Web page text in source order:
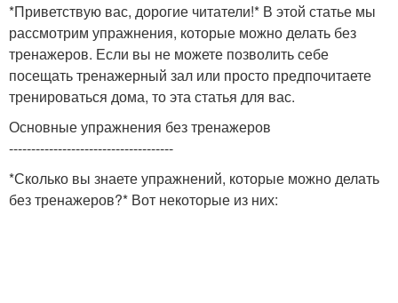
*Приветствую вас, дорогие читатели!* В этой статье мы
рассмотрим упражнения, которые можно делать без
тренажеров. Если вы не можете позволить себе
посещать тренажерный зал или просто предпочитаете
тренироваться дома, то эта статья для вас.
Основные упражнения без тренажеров
-------------------------------------
*Сколько вы знаете упражнений, которые можно делать
без тренажеров?* Вот некоторые из них: